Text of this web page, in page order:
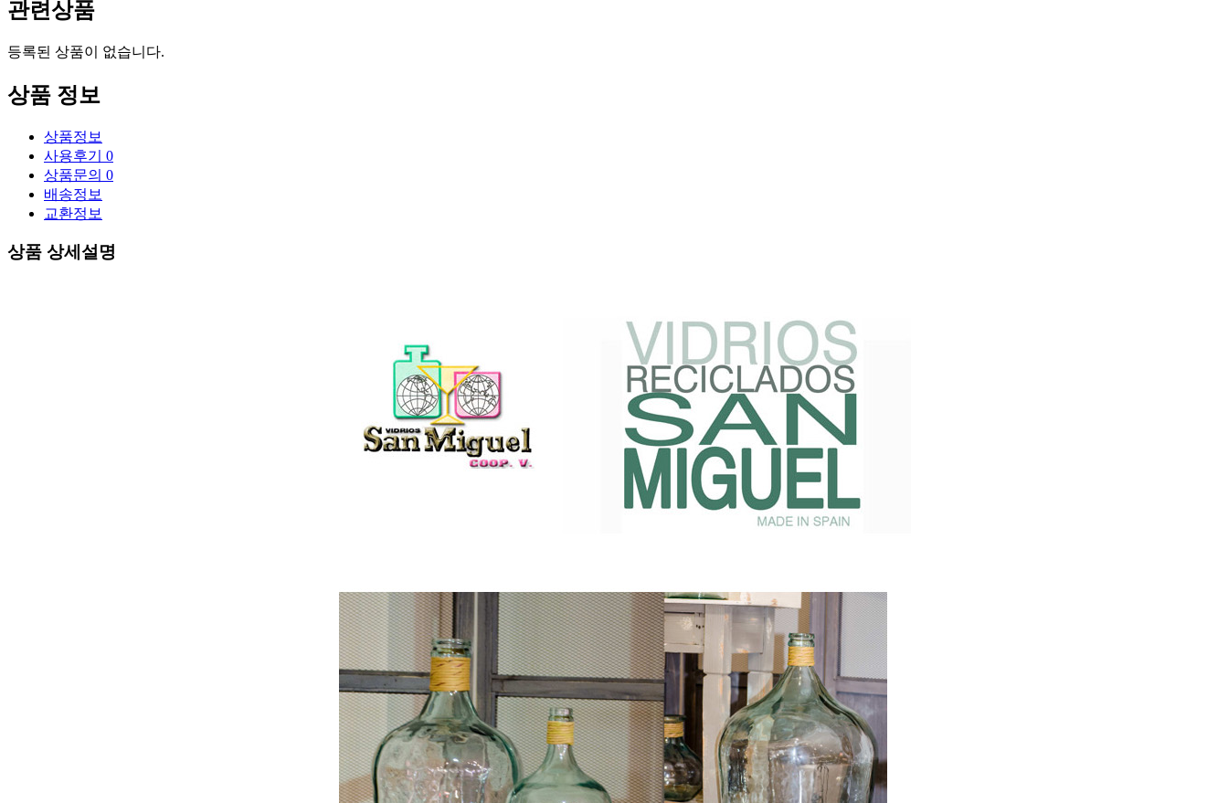
관련상품
등록된 상품이 없습니다.
상품 정보
상품정보
사용후기 0
상품문의 0
배송정보
교환정보
상품 상세설명